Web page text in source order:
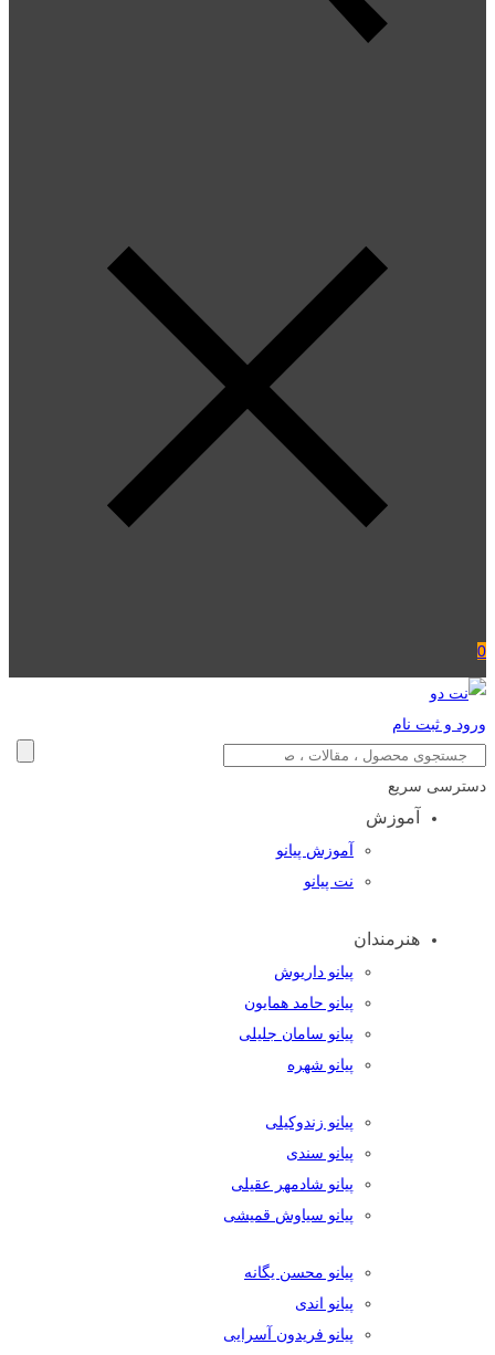
0
ورود و ثبت نام
دسترسی سریع
آموزش
آموزش پیانو
نت پیانو
هنرمندان
پیانو داریوش
پیانو حامد همایون
پیانو سامان جلیلی
پیانو شهره
پیانو زندوکیلی
پیانو سندی
پیانو شادمهر عقیلی
پیانو سیاوش قمیشی
پیانو محسن یگانه
پیانو اندی
پیانو فریدون آسرایی